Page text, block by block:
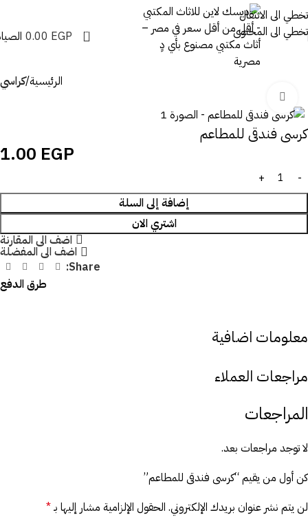
تخطي الى الانتقال
تخطي الى المحتوى
0
0.00 EGP
الرئيسية كراسي
كرسى فندقى للمطاعم
1.00 EGP
إضافة إلى السلة
اشتري الان
اضف الى المقارنة
اضف الى المفضلة
Share:
طرق الدفع
معلومات اضافية
مراجعات العملاء
المراجعات
لا توجد مراجعات بعد.
كن أول من يقيم “كرسى فندقى للمطاعم”
لن يتم نشر عنوان بريدك الإلكتروني. الحقول الإلزامية مشار إليها بـ*